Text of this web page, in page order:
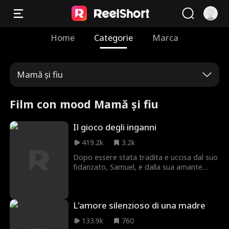
Home Categorie Marca
Mamă și fiu
Film con mood Mamă și fiu
Il gioco degli inganni
419.2k
3.2k
Dopo essere stata tradita e uccisa dal suo
fidanzato, Samuel, e dalla sua amante
pianifica la sua vendetta. Quando Samuel
cerca di ingannarla di nuovo, Nina entra
direttamente nella sua trappola per
L'amore silenzioso di una madre
133.9k
760